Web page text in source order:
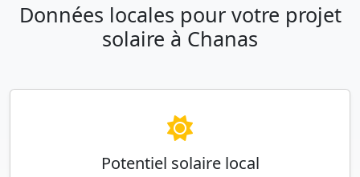
Données locales pour votre projet
solaire à Chanas
Potentiel solaire local